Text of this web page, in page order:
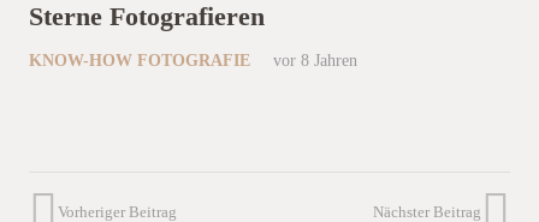
Sterne Fotografieren
KNOW-HOW FOTOGRAFIE vor 8 Jahren
Vorheriger Beitrag Nächster Beitrag